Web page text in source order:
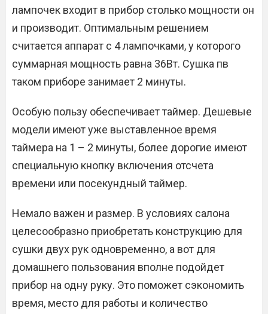
лампочек входит в прибор столько мощности он
и производит. Оптимальным решением
считается аппарат с 4 лампочками, у которого
суммарная мощность равна 36Вт. Сушка пв
таком приборе занимает 2 минуты.
Особую пользу обеспечивает таймер. Дешевые
модели имеют уже выставленное время
таймера на 1 – 2 минуты, более дорогие имеют
специальную кнопку включения отсчета
времени или посекундный таймер.
Немало важен и размер. В условиях салона
целесообразно приобретать конструкцию для
сушки двух рук одновременно, а вот для
домашнего пользования вполне подойдет
прибор на одну руку. Это поможет сэкономить
время, место для работы и количество